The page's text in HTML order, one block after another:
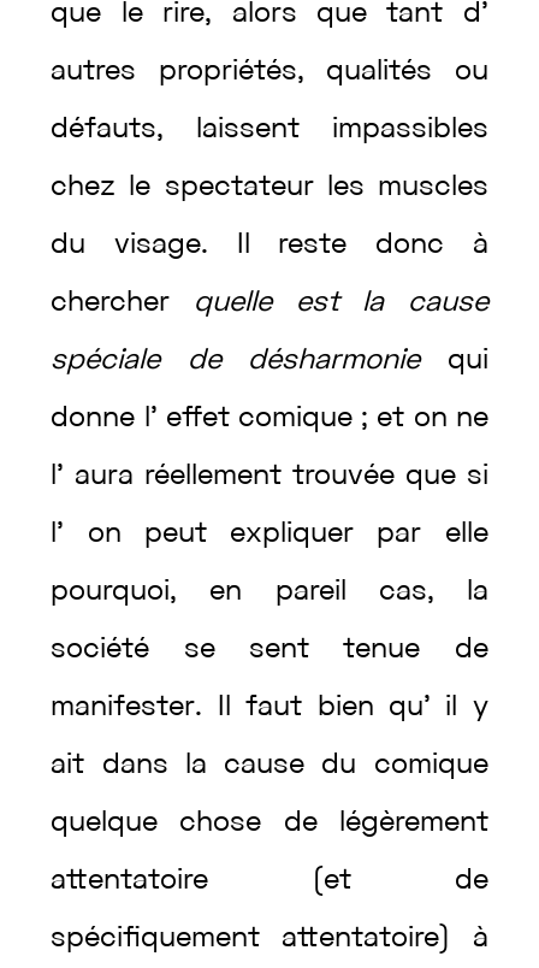
que le rire, alors quetant d’
autres propriétés, qualités ou
défauts, laissent impassibles
chez le spectateur les muscles
duvisage. reste donc à
chercher quelle est la cause
spéciale de désharmonie qui
donne l’ effet comique ; et on ne
l’ aura réellement trouvée que si
l’ on peut expliquer par elle
pourquoi, en pareil cas, la
société se senttenue de
manifester. Ilfaut bien qu’ il y
ait dans la cause du comique
quelque chose de légèrement
attentatoire et de
spécifiquement attentatoire à